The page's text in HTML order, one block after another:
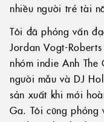
nhiều người trẻ tài
Tôi đã phỏng vấn
Jordan Vogt-
nhóm indie Anh The
người mẫu và DJ
sản xuất khi mới
Ga. Tôi cũng phỏng